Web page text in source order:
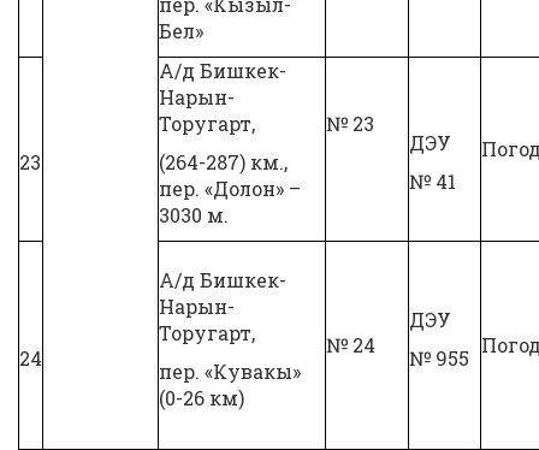
Бел»
23
А/д Бишкек-
Нарын-
Торугарт,
(264-287) км.,
пер. «Долон» –
3030 м.
№ 23
ДЭУ
№ 41
24
А/д Бишкек-
Нарын-
Торугарт,
пер. «Кувакы»
(0-26 км)
№ 24
ДЭУ
№ 955